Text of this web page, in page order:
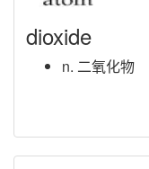
dioxide
n. 二氧化物